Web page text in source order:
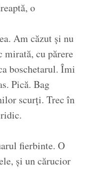
o
Am căzut și nu
mirată, cu părere
boschetarul. Îmi
Pică. Bag
scurți. Trec în
fierbinte. O
și un cărucior